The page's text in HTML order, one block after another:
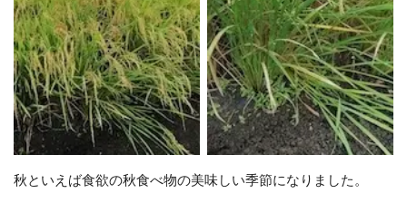
秋といえば食欲の秋食べ物の美味しい季節になりました。